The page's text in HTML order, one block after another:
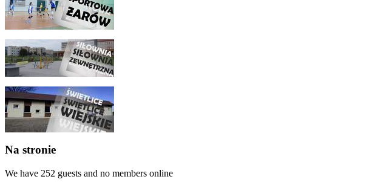
Na stronie
We have 252 guests and no members online